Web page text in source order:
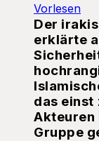
Vorlesen
Der
erklärte
das einst
Akteuren
Gruppe